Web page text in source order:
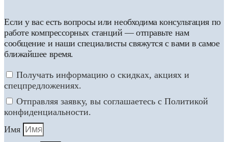
Если у вас есть вопросы или необходима консультация по
работе компрессорных станций — отправьте нам
сообщение и наши специалисты свяжутся с вами в самое
ближайшее время.
Получать информацию о скидках, акциях и
спецпредложениях.
Отправляя заявку, вы соглашаетесь с Политикой
конфиденциальности.
Имя